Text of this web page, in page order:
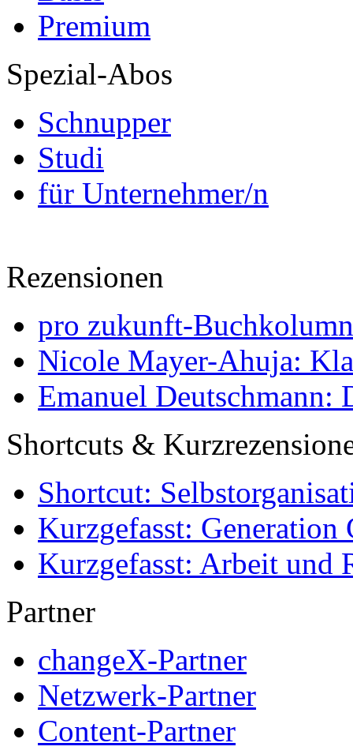
Premium
Spezial-Abos
Schnupper
Studi
für Unternehmer/n
Rezensionen
pro zukunft-
Nicole Mayer-Ahuja:
Emanuel Deutschmann:
Shortcuts &
Shortcut:
Kurzgefasst: Generation
Kurzgefasst: Arbeit und
Partner
changeX-Partner
Netzwerk-Partner
Content-Partner